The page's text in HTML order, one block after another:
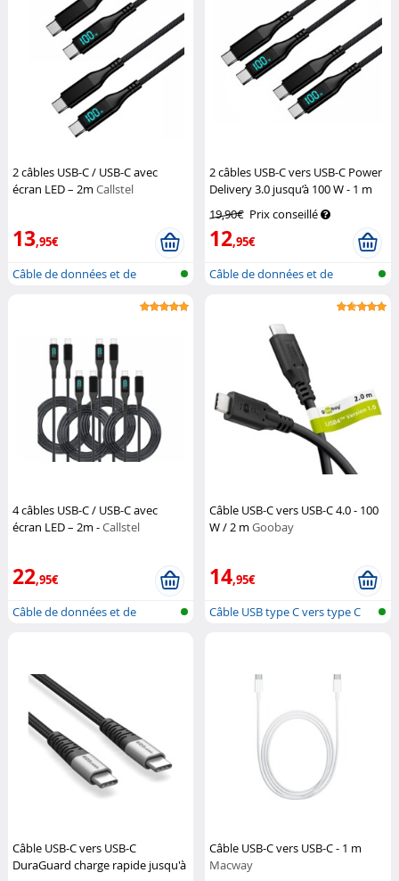
2 câbles USB-C / USB-C avec
écran LED – 2m Callstel
13,95€
Câble de données et de
2 câbles USB-C vers USB-C Power
Delivery 3.0 jusqu’à 100 W - 1 m
19,90€ Prix conseillé
12,95€
Câble de données et de
4 câbles USB-C / USB-C avec
écran LED – 2m -Callstel
22,95€
Câble de données et de
Câble USB-C vers USB-C 4.0 - 100
W / 2 mGoobay
14,95€
Câble USB type C vers type C
Câble USB-C vers USB-C
DuraGuard charge rapide jusqu'à
Câble USB-C vers USB-C - 1 m
Macway